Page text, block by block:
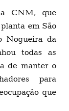
CNM, que
em São
Nogueira da
todas as
de manter o
para
que